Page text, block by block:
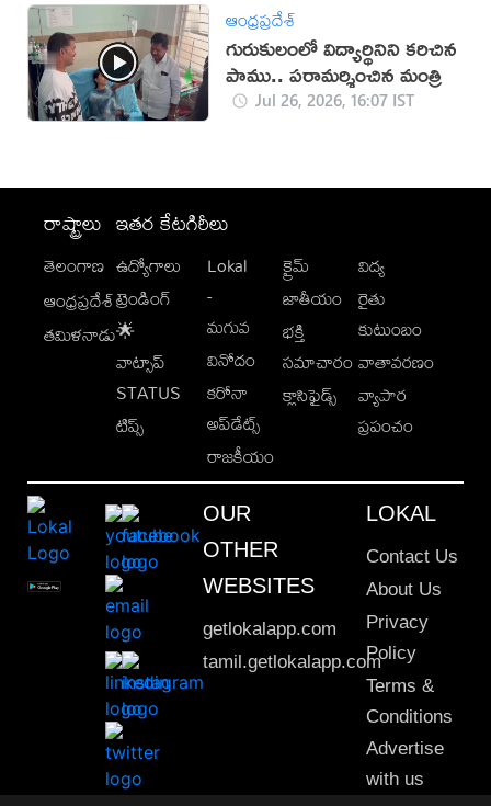
ఆంధ్రప్రదేశ్
గురుకులంలో విద్యార్థినిని కరిచిన
పాము.. పరామర్శించిన మంత్రి
Jul 26, 2026, 16:07 IST
రాష్ట్రాలు
తెలంగాణ
ఆంధ్రప్రదేశ్
తమిళనాడు
ఇతర కేటగిరీలు
ఉద్యోగాలు
ట్రెండింగ్
🌟
వాట్సాప్
STATUS
టిప్స్
Lokal
-
మగువ
వినోదం
కరోనా
అప్‌డేట్స్
రాజకీయం
క్రైమ్
జాతీయం
భక్తి
సమాచారం
క్లాసిఫైడ్స్
విద్య
రైతు
కుటుంబం
వాతావరణం
వ్యాపార
ప్రపంచం
OUR
OTHER
WEBSITES
getlokalapp.com
tamil.getlokalapp.com
LOKAL
Contact Us
About Us
Privacy
Policy
Terms &
Conditions
Advertise
with us